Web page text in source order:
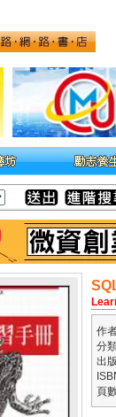
作
分
出
頁